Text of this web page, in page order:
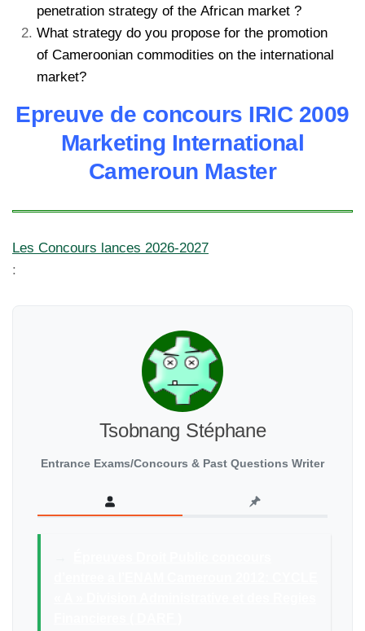
penetration strategy of the African market ?
What strategy do you propose for the promotion
of Cameroonian commodities on the international
market?
Epreuve de concours IRIC 2009
Marketing International
Cameroun Master
Les Concours lances 2026-2027
:
Tsobnang Stéphane
Entrance Exams/Concours & Past Questions Writer